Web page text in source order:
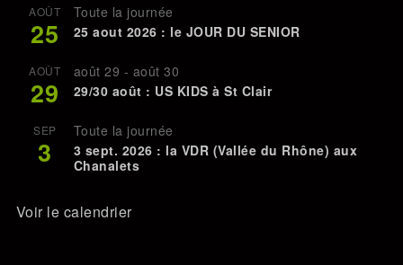
AOÛT
25
Toute la journée
25 aout 2026 : le JOUR DU SENIOR
AOÛT
29
août 29 - août 30
29/30 août : US KIDS à St Clair
SEP
3
Toute la journée
3 sept. 2026 : la VDR (Vallée du Rhône) aux
Chanalets
Voir le calendrier